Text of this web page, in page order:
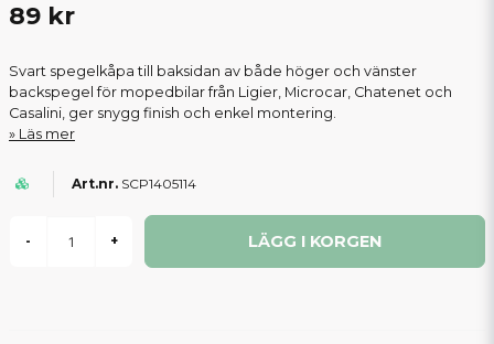
89 kr
Svart spegelkåpa till baksidan av både höger och vänster
backspegel för mopedbilar från Ligier, Microcar, Chatenet och
Casalini, ger snygg finish och enkel montering.
Läs mer
SCP1405114
- + LÄGG I KORGEN